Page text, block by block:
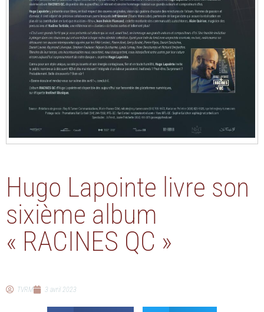
Hugo Lapointe livre son
sixième album
« RACINES QC »
TVRM 3 avril 2023